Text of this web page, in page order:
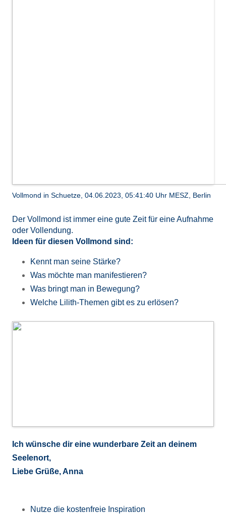
Vollmond in Schuetze, 04.06.2023, 05:41:40 Uhr MESZ, Berlin
Der Vollmond ist immer eine gute Zeit für eine Aufnahme
oder Vollendung.
Ideen für diesen Vollmond sind:
Kennt man seine Stärke?
Was möchte man manifestieren?
Was bringt man in Bewegung?
Welche Lilith-Themen gibt es zu erlösen?
Ich wünsche dir eine wunderbare Zeit an deinem
Seelenort,
Liebe Grüße, Anna
Nutze die kostenfreie Inspiration